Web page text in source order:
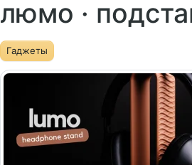
люмо ·
Гаджеты